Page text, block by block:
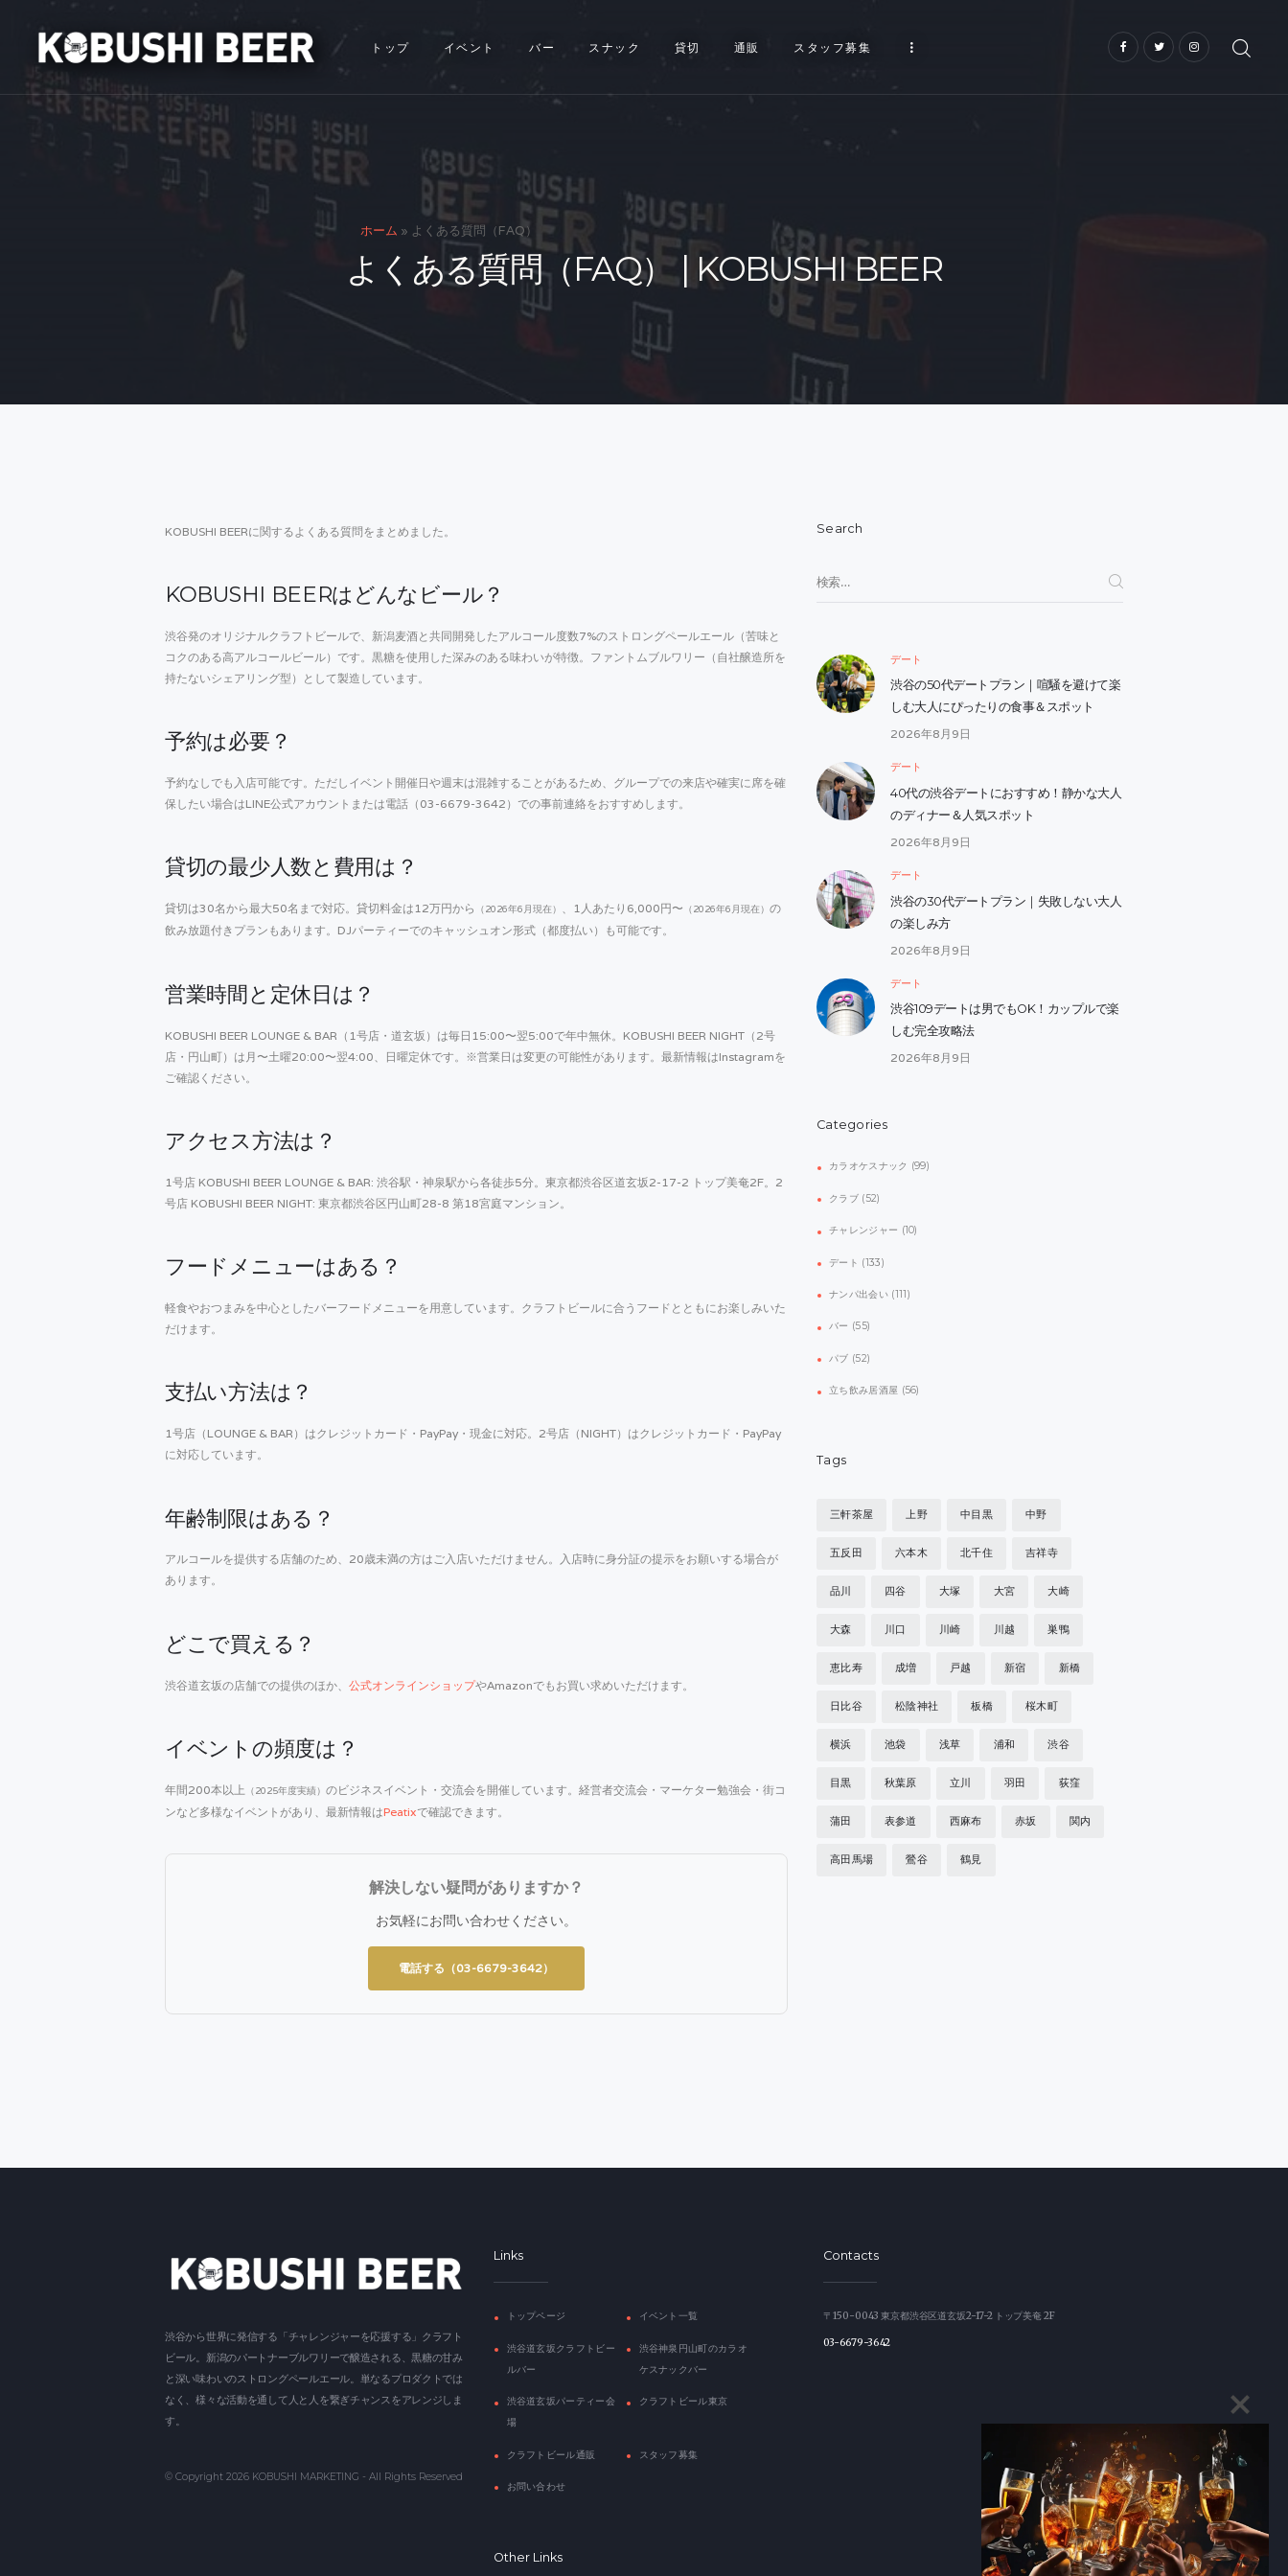
トップ イベント バー スナック 貸切 通販 スタッフ募集
ホーム » よくある質問（FAQ）
よくある質問（FAQ） | KOBUSHI BEER
貸切
スタッフ募集
問い合わせ
KOBUSHI BEERに関するよくある質問をまとめました。
KOBUSHI BEERはどんなビール？
渋谷発のオリジナルクラフトビールで、新潟麦酒と共同開発したアルコール度数7%のストロングペールエール（苦味と
コクのある高アルコールビール）です。黒糖を使用した深みのある味わいが特徴。ファントムブルワリー（自社醸造所を
持たないシェアリング型）として製造しています。
予約は必要？
予約なしでも入店可能です。ただしイベント開催日や週末は混雑することがあるため、グループでの来店や確実に席を確
保したい場合はLINE公式アカウントまたは電話（03-6679-3642）での事前連絡をおすすめします。
貸切の最少人数と費用は？
貸切は30名から最大50名まで対応。貸切料金は12万円から （2026年6月現在） 、1人あたり6,000円〜 （2026年6月現在） の
飲み放題付きプランもあります。DJパーティーでのキャッシュオン形式（都度払い）も可能です。
営業時間と定休日は？
KOBUSHI BEER LOUNGE & BAR（1号店・道玄坂）は毎日15:00〜翌5:00で年中無休。KOBUSHI BEER NIGHT（2号
店・円山町）は月〜土曜20:00〜翌4:00、日曜定休です。※営業日は変更の可能性があります。最新情報はInstagramを
ご確認ください。
アクセス方法は？
1号店 KOBUSHI BEER LOUNGE & BAR: 渋谷駅・神泉駅から各徒歩5分。東京都渋谷区道玄坂2-17-2 トップ美奄2F。2
号店 KOBUSHI BEER NIGHT: 東京都渋谷区円山町28-8 第18宮庭マンション。
フードメニューはある？
軽食やおつまみを中心としたバーフードメニューを用意しています。クラフトビールに合うフードとともにお楽しみいた
だけます。
支払い方法は？
1号店（LOUNGE & BAR）はクレジットカード・PayPay・現金に対応。2号店（NIGHT）はクレジットカード・PayPay
に対応しています。
年齢制限はある？
アルコールを提供する店舗のため、20歳未満の方はご入店いただけません。入店時に身分証の提示をお願いする場合が
あります。
どこで買える？
渋谷道玄坂の店舗での提供のほか、 公式オンラインショップやAmazonでもお買い求めいただけます。
イベントの頻度は？
年間200本以上 （2025年度実績） のビジネスイベント・交流会を開催しています。経営者交流会・マーケター勉強会・街コ
ンなど多様なイベントがあり、最新情報はPeatixで確認できます。
解決しない疑問がありますか？
お気軽にお問い合わせください。
電話する（03-6679-3642）
Search
索:
デート
渋谷の50代デートプラン｜喧騒を避けて楽
しむ大人にぴったりの食事＆スポット
2026年8月9日
デート
40代の渋谷デートにおすすめ！静かな大人
のディナー＆人気スポット
2026年8月9日
デート
渋谷の30代デートプラン｜失敗しない大人
の楽しみ方
2026年8月9日
デート
渋谷109デートは男でもOK！カップルで楽
しむ完全攻略法
2026年8月9日
Categories
カラオケスナック (99)
クラブ (52)
チャレンジャー (10)
デート (133)
ナンパ出会い (111)
バー (55)
パブ (52)
立ち飲み居酒屋 (56)
Tags
三軒茶屋 上野 中目黒 中野
五反田 六本木 北千住 吉祥寺
品川 四谷 大塚 大宮 大崎
大森 川口 川崎 川越 巣鴨
恵比寿 成増 戸越 新宿 新橋
日比谷 松陰神社 板橋 桜木町
横浜 池袋 浅草 浦和 渋谷
目黒 秋葉原 立川 羽田 荻窪
蒲田 表参道 西麻布 赤坂 関内
高田馬場 鶯谷 鶴見
渋谷から世界に発信する「チャレンジャーを応援する」クラフト
ビール。新潟のパートナーブルワリーで醸造される、黒糖の甘み
と深い味わいのストロングペールエール。単なるプロダクトでは
なく、様々な活動を通して人と人を繋ぎチャンスをアレンジしま
す。
© Copyright 2026 KOBUSHI MARKETING - All Rights Reserved
Links
トップページ イベント一覧
渋谷道玄坂クラフトビー
ルバー
渋谷神泉円山町のカラオ
ケスナックバー
渋谷道玄坂パーティー会
場
クラフトビール東京
クラフトビール通販 スタッフ募集
お問い合わせ
Other Links
Contacts
〒150-0043 東京都渋谷区道玄坂2-17-2 トップ美奄 2F
03-6679-3642